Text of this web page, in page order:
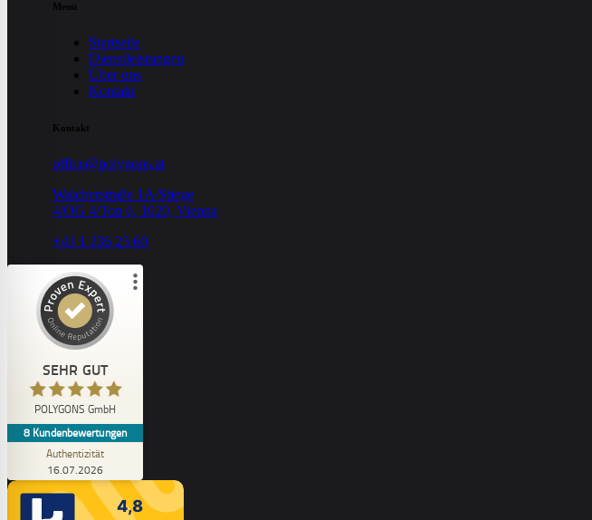
Menü
Startseite
Dienstleistungen
Über uns
Kontakt
Kontakt
office@polygons.at
Walcherstraße 1A/Stiege
4/OG 4/Top 6, 1020, Vienna
+43 1 236 25 60
SEHR GUT
POLYGONS GmbH
8 Kundenbewertungen
Authentizität
16.07.2026
Kundenbewertungen und Erfahrungen zu
POLYGONS GmbH
SEHR GUT
5,00
/
5,00
Erfahren Sie mehr über dieses Bewertungssiegel
Profil ansehen